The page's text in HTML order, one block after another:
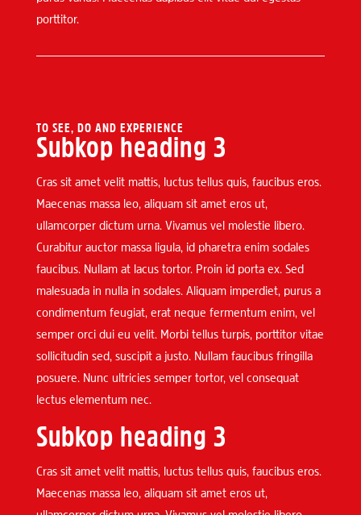
porttitor.
TO SEE, DO AND EXPERIENCE
Subkop heading 3
Cras sit amet velit mattis, luctus tellus quis, faucibus eros.
Maecenas massa leo, aliquam sit amet eros ut,
ullamcorper dictum urna. Vivamus vel molestie libero.
Curabitur auctor massa ligula, id pharetra enim sodales
faucibus. Nullam at lacus tortor. Proin id porta ex. Sed
malesuada in nulla in sodales. Aliquam imperdiet, purus a
condimentum feugiat, erat neque fermentum enim, vel
semper orci dui eu velit. Morbi tellus turpis, porttitor vitae
sollicitudin sed, suscipit a justo. Nullam faucibus fringilla
posuere. Nunc ultricies semper tortor, vel consequat
lectus elementum nec.
Subkop heading 3
Cras sit amet velit mattis, luctus tellus quis, faucibus eros.
Maecenas massa leo, aliquam sit amet eros ut,